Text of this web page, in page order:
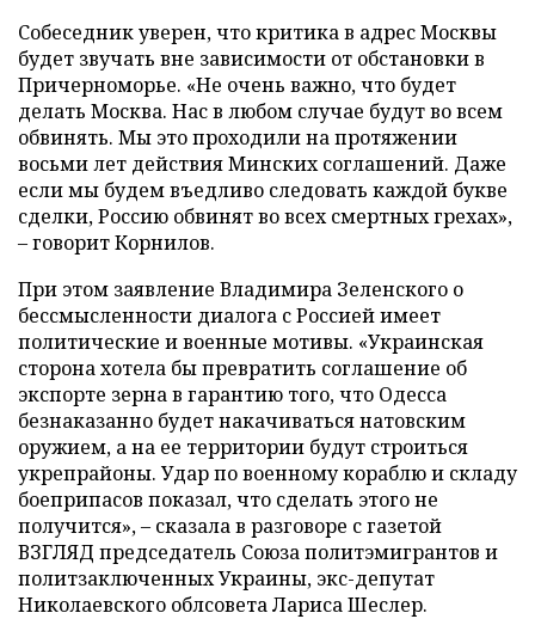
Собеседник уверен, что критика в адрес Москвы
будет звучать вне зависимости от обстановки в
Причерноморье. «Не очень важно, что будет
делать Москва. Нас в любом случае будут во всем
обвинять. Мы это проходили на протяжении
восьми лет действия Минских соглашений. Даже
если мы будем въедливо следовать каждой букве
сделки, Россию обвинят во всех смертных грехах»,
– говорит Корнилов.
При этом заявление Владимира Зеленского о
бессмысленности диалога с Россией имеет
политические и военные мотивы. «Украинская
сторона хотела бы превратить соглашение об
экспорте зерна в гарантию того, что Одесса
безнаказанно будет накачиваться натовским
оружием, а на ее территории будут строиться
укрепрайоны. Удар по военному кораблю и складу
боеприпасов показал, что сделать этого не
получится», – сказала в разговоре с газетой
ВЗГЛЯД председатель Союза политэмигрантов и
политзаключенных Украины, экс-депутат
Николаевского облсовета Лариса Шеслер.